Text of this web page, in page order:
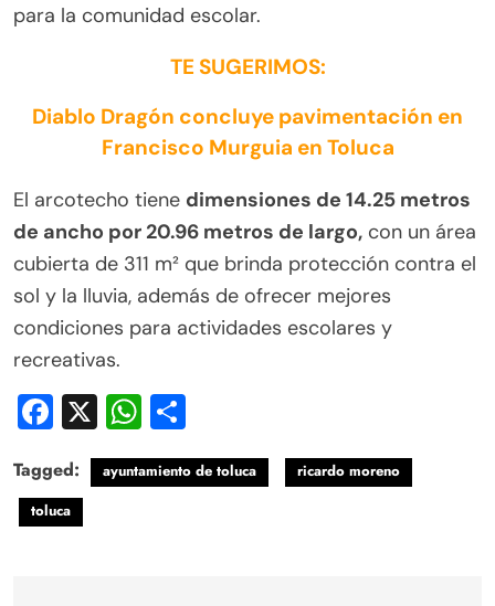
para la comunidad escolar.
TE SUGERIMOS:
Diablo Dragón concluye pavimentación en
Francisco Murguia en Toluca
El arcotecho tiene dimensiones de 14.25 metros
de ancho por 20.96 metros de largo, con un área
cubierta de 311 m² que brinda protección contra el
sol y la lluvia, además de ofrecer mejores
condiciones para actividades escolares y
recreativas.
Facebook
X WhatsApp
Tagged: ayuntamiento de toluca
ricardo moreno
toluca